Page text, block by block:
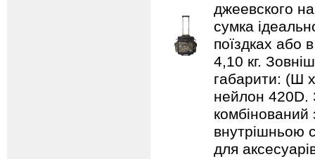
джеевского
сумка
поїздках або
4,10 кг.
габарити: (Ш
нейлон 420D.
внутрішньою
для